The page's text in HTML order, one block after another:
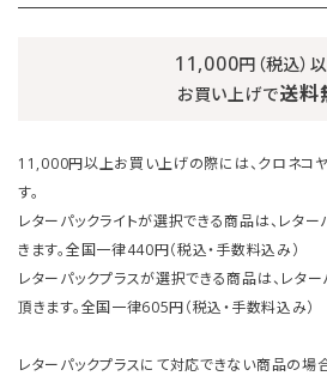
11,000円（税込）
お買い上げで送料
11,000円以上お買い上げの際には、クロネコ
す。
レターパックライトが選択できる商品は、レタ
きます。全国一律440円（税込・手数料込み）
レターパックプラスが選択できる商品は、レタ
頂きます。全国一律605円（税込・手数料込み）
レターパックプラスにて対応できない商品の場